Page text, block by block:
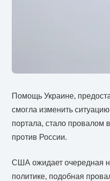
Помощь Украине,
смогла изменить
портала, стало провалом
против России.
CША ожидает очередная
политике, подобная